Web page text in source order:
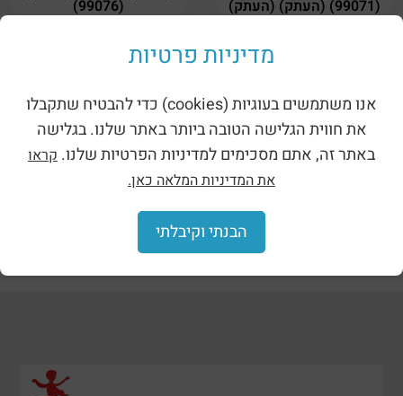
(99076) (העתק) (העתק) (99071)
Металлический
аттракцион — Нептун
(העתק) (העתק) (99060)
Металлический
аттракцион — Нептун
(העתק) (העתק) (העתק)
(העתק) (העתק) (העתק)
מדיניות פרטיות
אנו משתמשים בעוגיות (cookies) כדי להבטיח שתקבלו
את חווית הגלישה הטובה ביותר באתר שלנו. בגלישה
באתר זה, אתם מסכימים למדיניות הפרטיות שלנו. קראו
את המדיניות המלאה כאן.
הבנתי וקיבלתי